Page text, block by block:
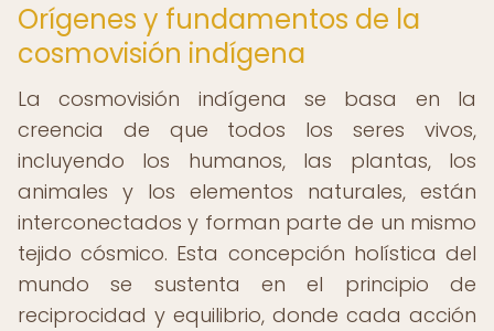
Orígenes y fundamentos de la
cosmovisión indígena
La cosmovisión indígena se basa en la
creencia de que todos los seres vivos,
incluyendo los humanos, las plantas, los
animales y los elementos naturales, están
interconectados y forman parte de un mismo
tejido cósmico. Esta concepción holística del
mundo se sustenta en el principio de
reciprocidad y equilibrio, donde cada acción